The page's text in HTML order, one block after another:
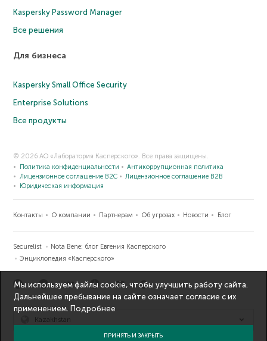
Kaspersky Password Manager
Все решения
Для бизнеса
Kaspersky Small Office Security
Enterprise Solutions
Все продукты
© 2026 АО «Лаборатория Касперского». Все права защищены.
Политика конфиденциальности
Антикоррупционная политика
Лицензионное соглашение B2C
Лицензионное соглашение B2B
Юридическая информация
Контакты О компании Партнерам Об угрозах Новости Блог
Securelist
Nota Bene: блог Евгения Касперского
Энциклопедия «Касперского»
Kazakhstan
Мы используем файлы cookie, чтобы улучшить работу сайта.
Дальнейшее пребывание на сайте означает согласие с их
применением. Подробнее
ПРИНЯТЬ И ЗАКРЫТЬ